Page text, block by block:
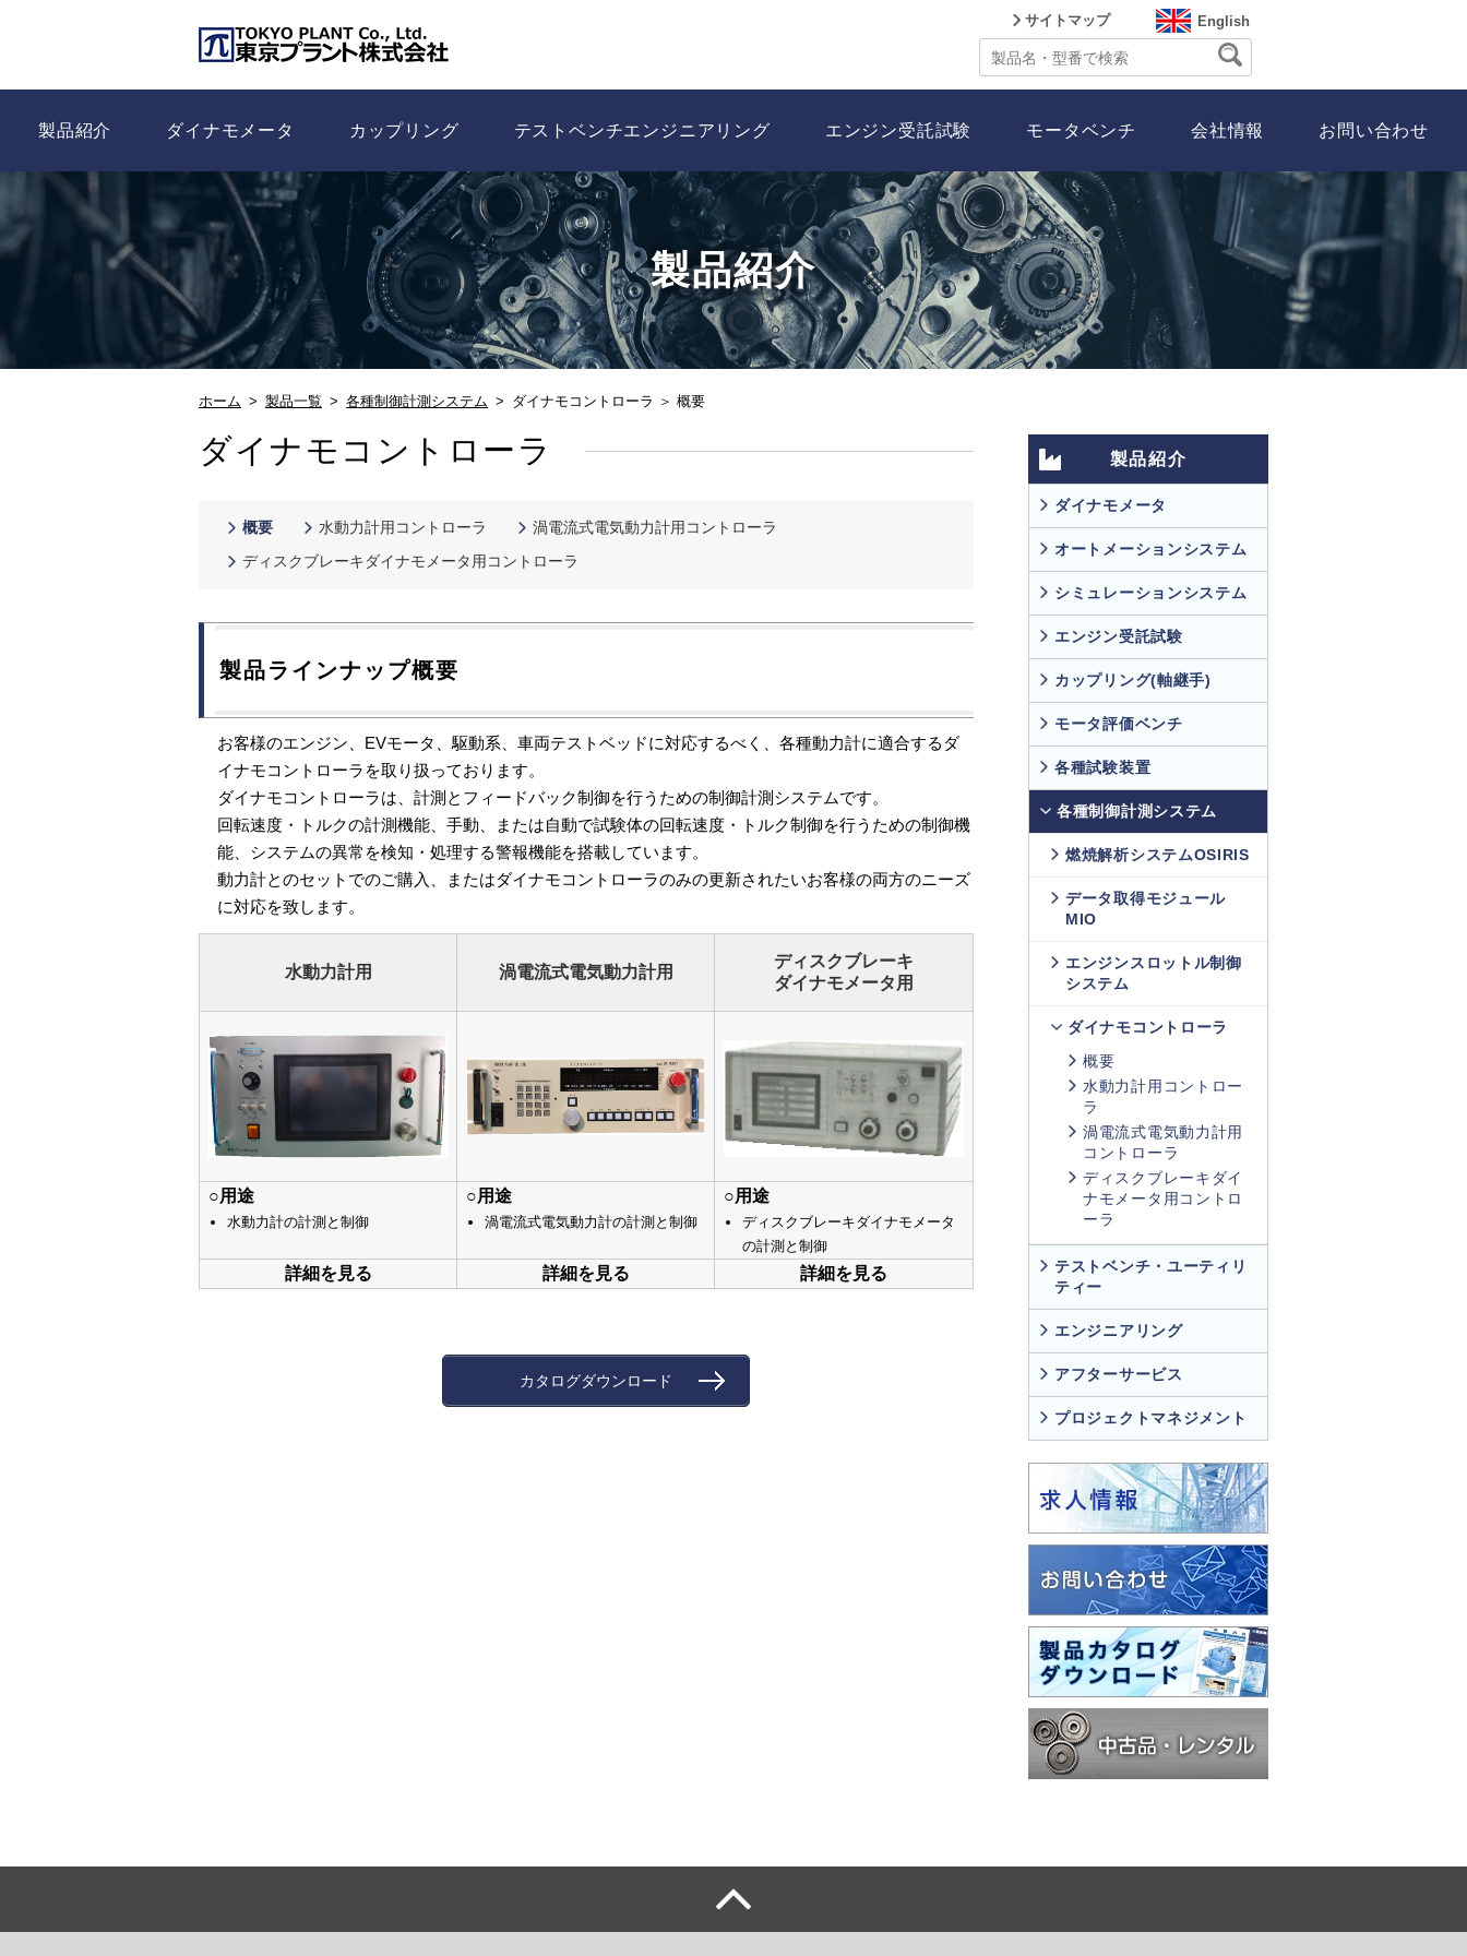
サイトマップ English
製品紹介 ダイナモメータ カップリング テストベンチエンジニアリング エンジン受託試験 モータベンチ 会社情報 お問い合わせ
製品紹介
ホーム 製品一覧 各種制御計測システム ダイナモコントローラ ＞ 概要
ダイナモコントローラ
概要 水動力計用コントローラ
渦電流式電気動力計用コントローラ
ディスクブレーキダイナモメータ用コントローラ
製品ラインナップ概要
お客様のエンジン、EVモータ、駆動系、車両テストベッドに対応するべく、各種動力計に適合するダ
イナモコントローラを取り扱っております。
ダイナモコントローラは、計測とフィードバック制御を行うための制御計測システムです。
回転速度・トルクの計測機能、手動、または自動で試験体の回転速度・トルク制御を行うための制御機
能、システムの異常を検知・処理する警報機能を搭載しています。
動力計とのセットでのご購入、またはダイナモコントローラのみの更新されたいお客様の両方のニーズ
に対応を致します。
水動力計用 渦電流式電気動力計用
ディスクブレーキ
ダイナモメータ用
○用途
水動力計の計測と制御
○用途
渦電流式電気動力計の計測と制御
○用途
ディスクブレーキダイナモメータ
の計測と制御
詳細を見る 詳細を見る 詳細を見る
カタログダウンロード
製品紹介
ダイナモメータ
オートメーションシステム
シミュレーションシステム
エンジン受託試験
カップリング(軸継手)
モータ評価ベンチ
各種試験装置
各種制御計測システム
燃焼解析システムOSIRIS
データ取得モジュール
MIO
エンジンスロットル制御
システム
ダイナモコントローラ
概要
水動力計用コントロー
ラ
渦電流式電気動力計用
コントローラ
ディスクブレーキダイ
ナモメータ用コントロ
ーラ
テストベンチ・ユーティリ
ティー
エンジニアリング
アフターサービス
プロジェクトマネジメント